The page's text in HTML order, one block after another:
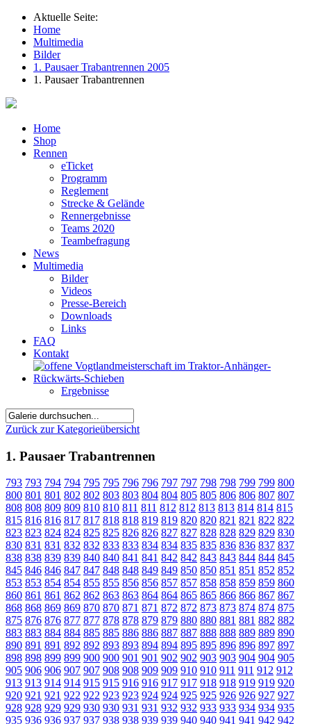
Aktuelle Seite:
Home
Multimedia
Bilder
1. Pausaer Trabantrennen 2005
1. Pausaer Trabantrennen
Home
Shop
Rennen
eTicket
Programm
Reglement
Strecke & Gelände
Rennergebnisse
Teams 2020
Teambefragung
News
Multimedia
Bilder
Videos
Presse-Bereich
Downloads
Links
FAQ
Kontakt
Ergebnisse
Zurück zur Kategorieübersicht
1. Pausaer Trabantrennen
793 793 794 794 795 795 796 796 797 797 798 798 799 799 800
800 801 801 802 802 803 803 804 804 805 805 806 806 807 807
808 808 809 809 810 810 811 811 812 812 813 813 814 814 815
815 816 816 817 817 818 818 819 819 820 820 821 821 822 822
823 823 824 824 825 825 826 826 827 827 828 828 829 829 830
830 831 831 832 832 833 833 834 834 835 835 836 836 837 837
838 838 839 839 840 840 841 841 842 842 843 843 844 844 845
845 846 846 847 847 848 848 849 849 850 850 851 851 852 852
853 853 854 854 855 855 856 856 857 857 858 858 859 859 860
860 861 861 862 862 863 863 864 864 865 865 866 866 867 867
868 868 869 869 870 870 871 871 872 872 873 873 874 874 875
875 876 876 877 877 878 878 879 879 880 880 881 881 882 882
883 883 884 884 885 885 886 886 887 887 888 888 889 889 890
890 891 891 892 892 893 893 894 894 895 895 896 896 897 897
898 898 899 899 900 900 901 901 902 902 903 903 904 904 905
905 906 906 907 907 908 908 909 909 910 910 911 911 912 912
913 913 914 914 915 915 916 916 917 917 918 918 919 919 920
920 921 921 922 922 923 923 924 924 925 925 926 926 927 927
928 928 929 929 930 930 931 931 932 932 933 933 934 934 935
935 936 936 937 937 938 938 939 939 940 940 941 941 942 942